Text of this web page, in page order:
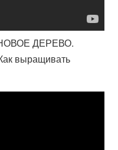
ДЕРЕВО.
выращивать